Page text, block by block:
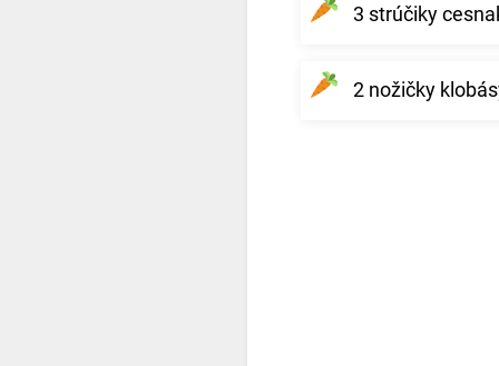
3 strúčiky
2 nožičky